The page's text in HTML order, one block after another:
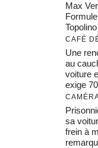
Max
CAFÉ
Une
au
voiture
exige
sa
frein à